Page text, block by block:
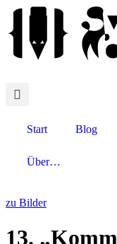
Start Blog
Über…
zu Bilder
13.